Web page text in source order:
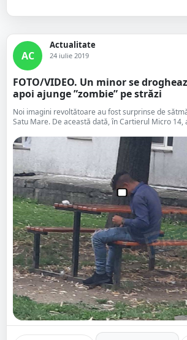
AC
Actualitate
24 iulie 2019
FOTO/VIDEO. Un minor se
apoi ajunge ”zombie” pe străzi
Noi imagini revoltătoare au fost surprinse de
Satu Mare. De această dată, în Cartierul Micro 14,